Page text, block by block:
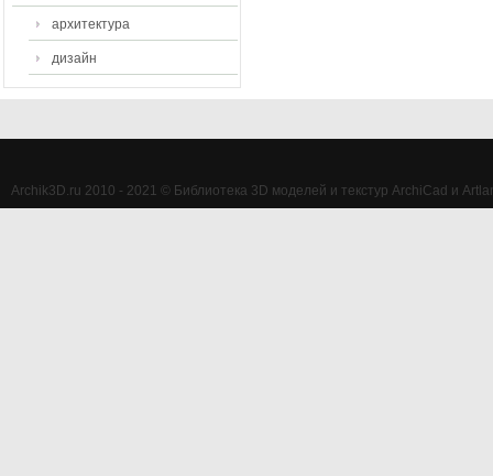
архитектура
дизайн
Archik3D.ru 2010 - 2021 © Библиотека 3D моделей и текстур ArchiCad и